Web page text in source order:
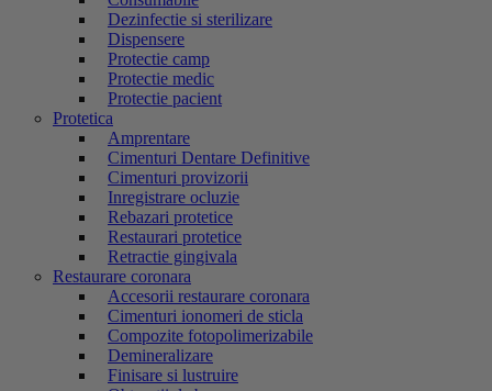
Dezinfectie si sterilizare
Dispensere
Protectie camp
Protectie medic
Protectie pacient
Protetica
Amprentare
Cimenturi Dentare Definitive
Cimenturi provizorii
Inregistrare ocluzie
Rebazari protetice
Restaurari protetice
Retractie gingivala
Restaurare coronara
Accesorii restaurare coronara
Cimenturi ionomeri de sticla
Compozite fotopolimerizabile
Demineralizare
Finisare si lustruire